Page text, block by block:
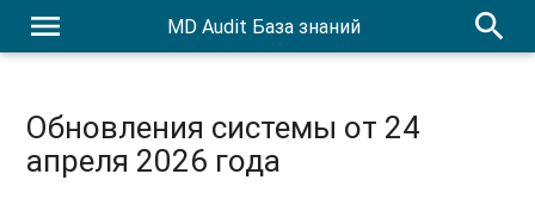
menu MD Audit База знаний search
Обновления системы от 24
апреля 2026 года